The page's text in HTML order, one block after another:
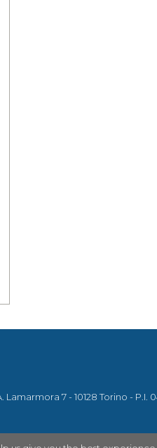
Lamarmora 7 - 10128 Torino - P.I.